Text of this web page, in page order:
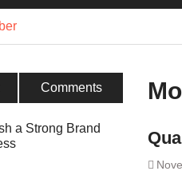
Comments
a Strong Brand